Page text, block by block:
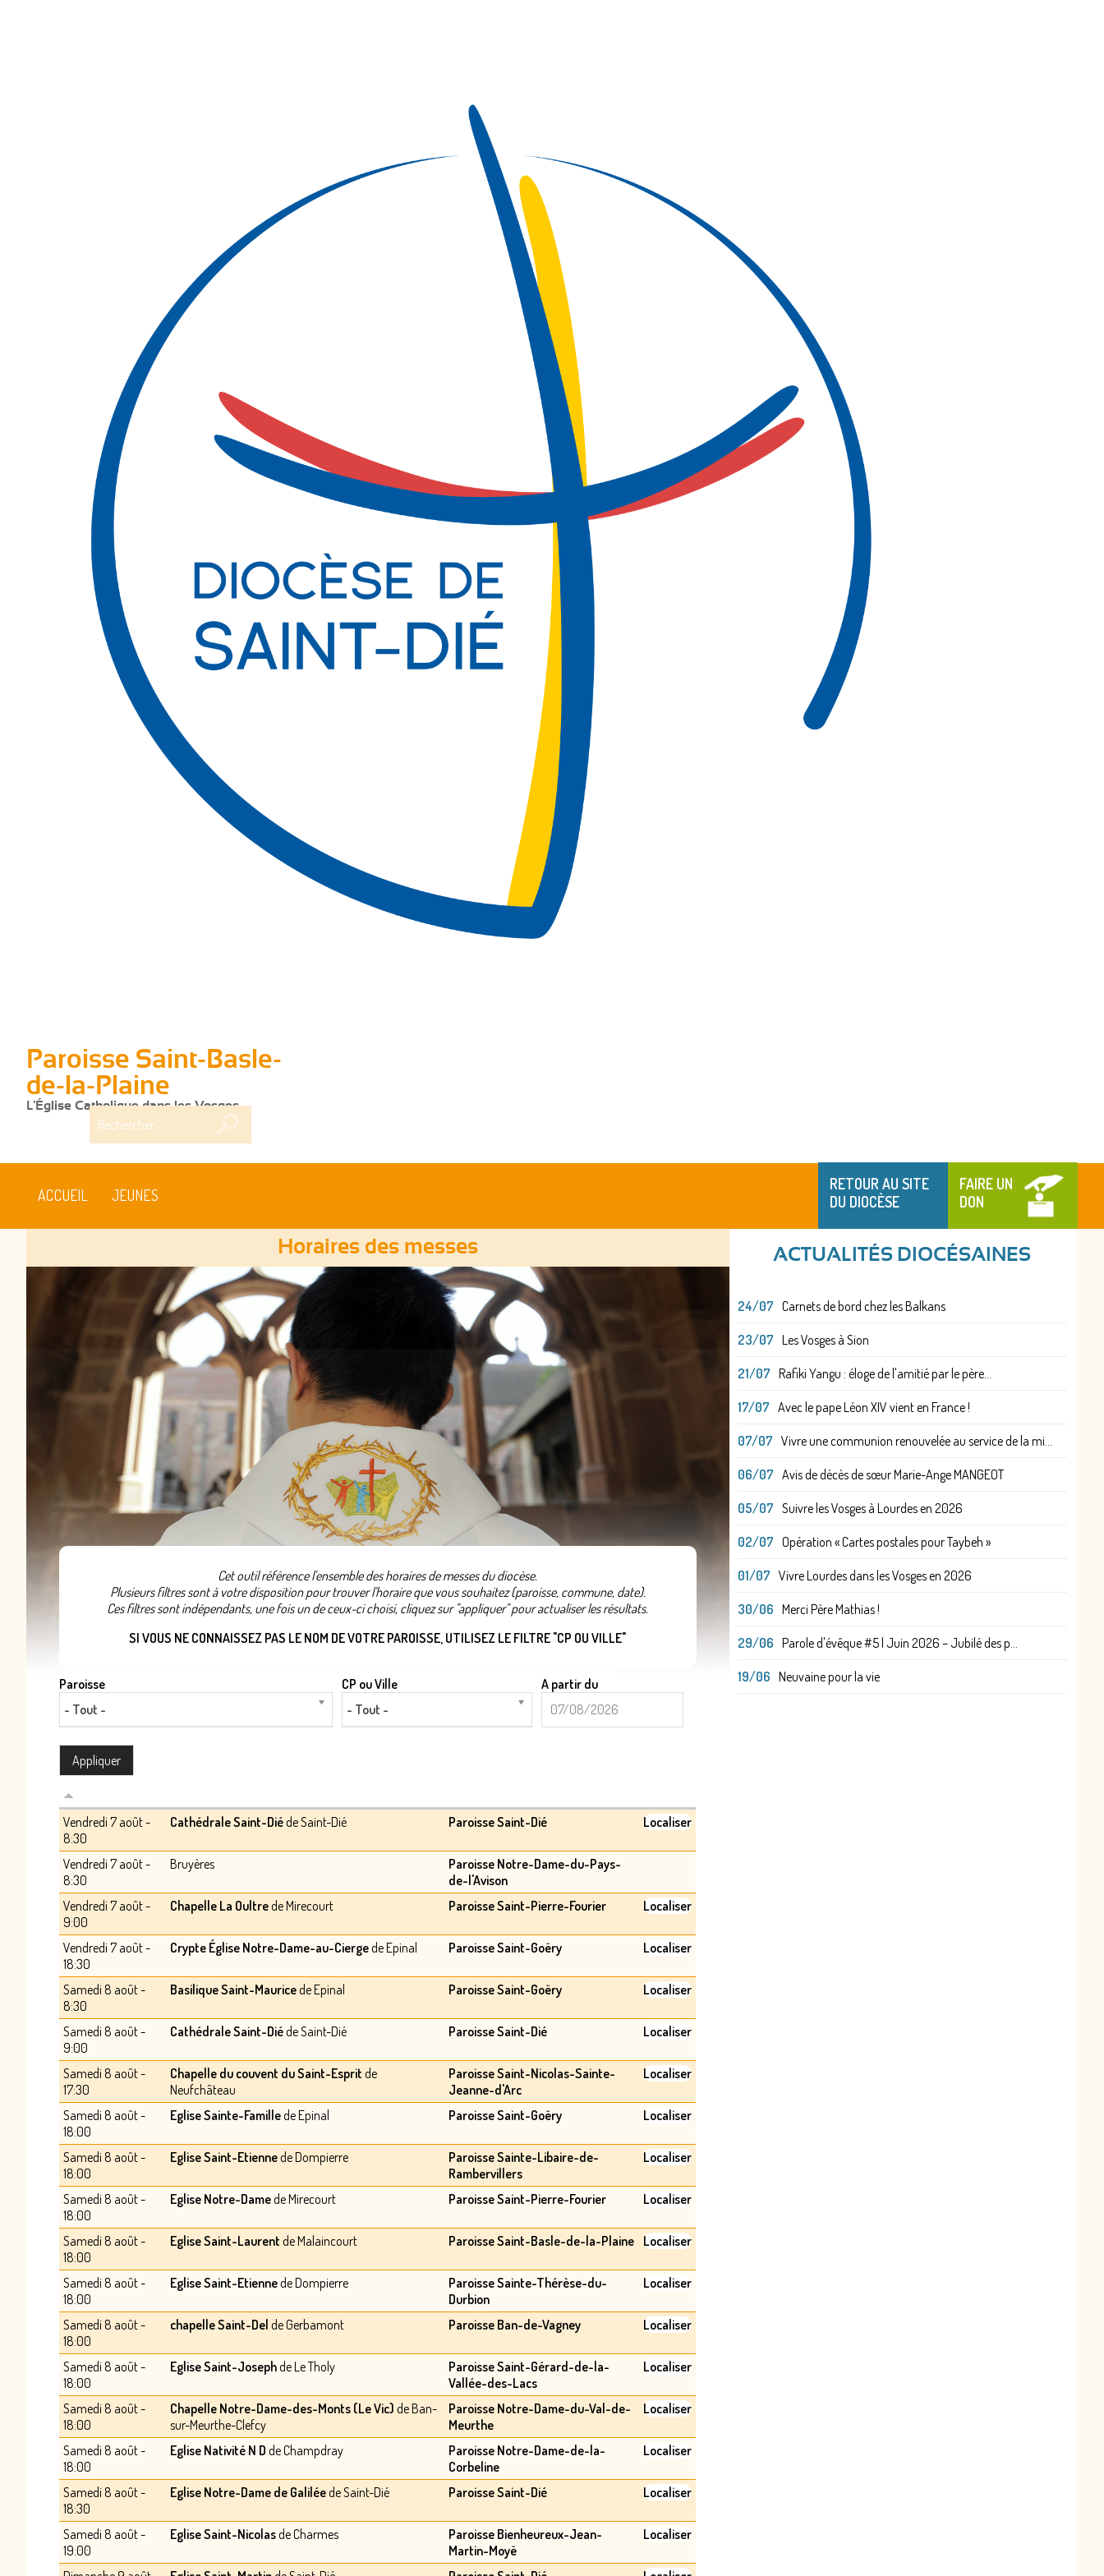
Paroisse Saint-Basle-
de-la-Plaine
L'Église Catholique dans les Vosges
Rechercher
RETOUR AU SITE
DU DIOCÈSE
FAIRE UN
DON
ACCUEIL JEUNES
Horaires des messes
Cet outil référence l'ensemble des horaires de messes du diocèse.
Plusieurs filtres sont à votre disposition pour trouver l'horaire que vous souhaitez (paroisse, commune, date).
Ces filtres sont indépendants, une fois un de ceux-ci choisi, cliquez sur "appliquer" pour actualiser les résultats.
SI VOUS NE CONNAISSEZ PAS LE NOM DE VOTRE PAROISSE, UTILISEZ LE FILTRE "CP OU VILLE"
Paroisse
- Tout -
CP ou Ville
- Tout -
A partir du
partir
du
Vendredi 7 août -
8:30
Cathédrale Saint-Diéde Saint-Dié Paroisse Saint-Dié Localiser
Vendredi 7 août -
8:30
Bruyères
Paroisse Notre-Dame-du-Pays-
de-l'Avison
Vendredi 7 août -
9:00
Chapelle La Oultrede Mirecourt Paroisse Saint-Pierre-Fourier Localiser
Vendredi 7 août -
18:30
Crypte Église Notre-Dame-au-Ciergede Epinal Paroisse Saint-Goëry Localiser
Samedi 8 août -
8:30
Basilique Saint-Mauricede Epinal Paroisse Saint-Goëry Localiser
Samedi 8 août -
9:00
Cathédrale Saint-Diéde Saint-Dié Paroisse Saint-Dié Localiser
Samedi 8 août -
17:30
Chapelle du couvent du Saint-Esprit de
Neufchâteau
Paroisse Saint-Nicolas-Sainte-
Jeanne-d'Arc
Localiser
Samedi 8 août -
18:00
Eglise Sainte-Famillede Epinal Paroisse Saint-Goëry Localiser
Samedi 8 août -
18:00
Eglise Saint-Etiennede Dompierre
Paroisse Sainte-Libaire-de-
Rambervillers
Localiser
Samedi 8 août -
18:00
Eglise Notre-Damede Mirecourt Paroisse Saint-Pierre-Fourier Localiser
Samedi 8 août -
18:00
Eglise Saint-Laurent de Malaincourt Paroisse Saint-Basle-de-la-Plaine Localiser
Samedi 8 août -
18:00
Eglise Saint-Etiennede Dompierre
Paroisse Sainte-Thérèse-du-
Durbion
Localiser
Samedi 8 août -
18:00
chapelle Saint-Del de Gerbamont Paroisse Ban-de-Vagney Localiser
Samedi 8 août -
18:00
Eglise Saint-Josephde Le Tholy
Paroisse Saint-Gérard-de-la-
Vallée-des-Lacs
Localiser
Samedi 8 août -
18:00
Chapelle Notre-Dame-des-Monts (Le Vic) de Ban-
sur-Meurthe-Clefcy
Paroisse Notre-Dame-du-Val-de-
Meurthe
Localiser
Samedi 8 août -
18:00
Eglise Nativité N D de Champdray
Paroisse Notre-Dame-de-la-
Corbeline
Localiser
Samedi 8 août -
18:30
Eglise Notre-Dame de Galiléede Saint-Dié Paroisse Saint-Dié Localiser
Samedi 8 août -
19:00
Eglise Saint-Nicolasde Charmes
Paroisse Bienheureux-Jean-
Martin-Moyë
Localiser
ACTUALITÉS DIOCÉSAINES
24/07 Carnets de bord chez les Balkans
23/07 Les Vosges à Sion
21/07 Rafiki Yangu : éloge de l'amitié par le père...
17/07 Avec le pape Léon XIV vient en France !
07/07 Vivre une communion renouvelée au service de la mi...
06/07 Avis de décès de sœur Marie-Ange MANGEOT
05/07 Suivre les Vosges à Lourdes en 2026
02/07 Opération « Cartes postales pour Taybeh »
01/07 Vivre Lourdes dans les Vosges en 2026
30/06 Merci Père Mathias !
29/06 Parole d'évêque #5 | Juin 2026 – Jubilé des p...
19/06 Neuvaine pour la vie